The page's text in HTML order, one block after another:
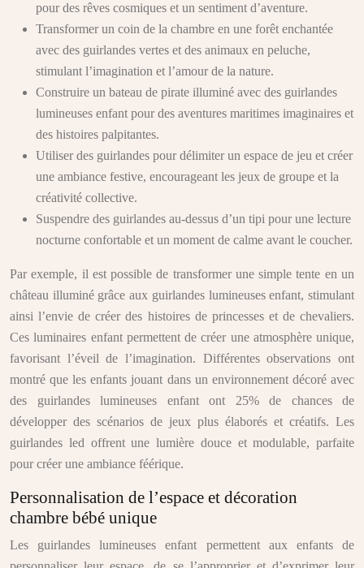
pour des rêves cosmiques et un sentiment d’aventure.
Transformer un coin de la chambre en une forêt enchantée
avec des guirlandes vertes et des animaux en peluche,
stimulant l’imagination et l’amour de la nature.
Construire un bateau de pirate illuminé avec des guirlandes
lumineuses enfant pour des aventures maritimes imaginaires et
des histoires palpitantes.
Utiliser des guirlandes pour délimiter un espace de jeu et créer
une ambiance festive, encourageant les jeux de groupe et la
créativité collective.
Suspendre des guirlandes au-dessus d’un tipi pour une lecture
nocturne confortable et un moment de calme avant le coucher.
Par exemple, il est possible de transformer une simple tente en un
château illuminé grâce aux guirlandes lumineuses enfant, stimulant
ainsi l’envie de créer des histoires de princesses et de chevaliers.
Ces luminaires enfant permettent de créer une atmosphère unique,
favorisant l’éveil de l’imagination. Différentes observations ont
montré que les enfants jouant dans un environnement décoré avec
des guirlandes lumineuses enfant ont 25% de chances de
développer des scénarios de jeux plus élaborés et créatifs. Les
guirlandes led offrent une lumière douce et modulable, parfaite
pour créer une ambiance féérique.
Personnalisation de l’espace et décoration
chambre bébé unique
Les guirlandes lumineuses enfant permettent aux enfants de